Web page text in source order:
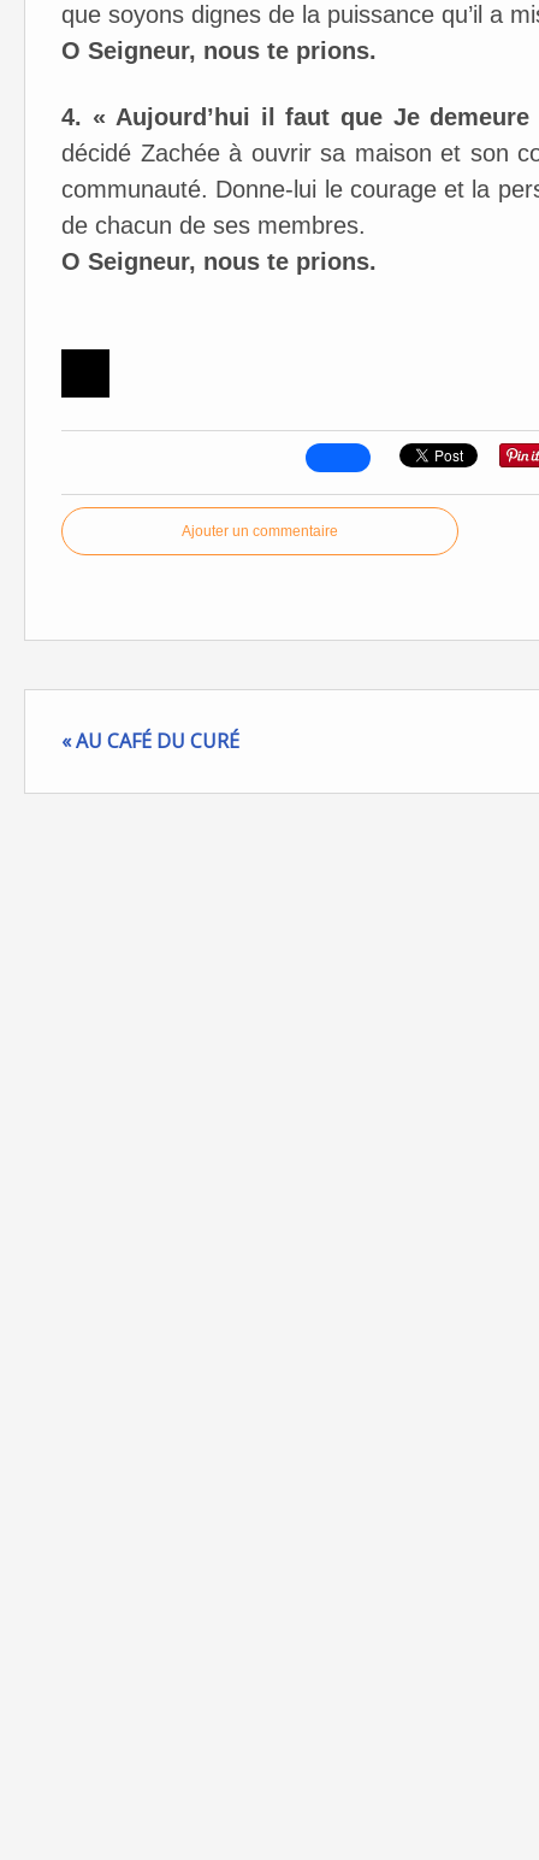
que soyons dignes de la puissance qu’il a
O Seigneur, nous te prions.
4. « Aujourd’hui il faut que Je
décidé Zachée à ouvrir sa maison et son
communauté. Donne-lui le courage et la
de chacun de ses membres.
O Seigneur, nous te prions.
Ajouter un commentaire
« AU CAFÉ DU CURÉ